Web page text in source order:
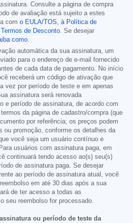
Consulte a página de compra
de avaliação está sujeito a estes
com o EULA/TOS, à Política de
de Desconto. Se desejar
como.
automática da sua assinatura, um
para o endereço de e-mail fornecido
de cada data de pagamento. No início
receberá um código de ativação que
vez por período de teste e em apenas
assinatura será renovada
e período de assinatura, de acordo com
da página de cadastro/compra (que
por referência; os preços podem
ou promoção, conforme os detalhes da
você seja um usuário contínuo e
usuários com assinatura paga, em
continuará tendo acesso ao(s) seu(s)
de assinatura paga. Se desejar
ao período de assinatura atual, você
em até 30 dias após a sua
de ter acesso a todas as
seu reembolso for processado.
ou período de teste da